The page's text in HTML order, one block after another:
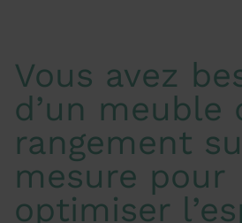
Vous avez
d’un meuble
rangement
mesure pour
optimiser